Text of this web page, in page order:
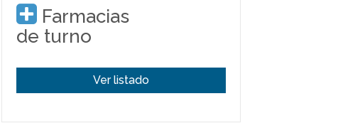
Farmacias
de turno
Ver listado